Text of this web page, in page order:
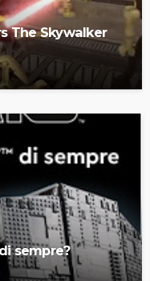
The Skywalker
sempre?